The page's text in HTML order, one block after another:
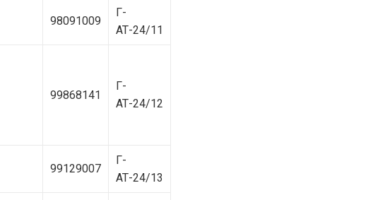
98091009
Г-
АТ-24/11
99868141
Г-
АТ-24/12
99129007
Г-
АТ-24/13